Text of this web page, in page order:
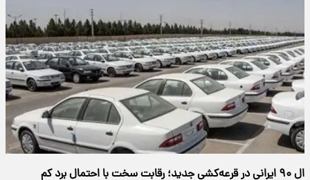
ال ۹۰ ایرانی در قرعه‌کشی جدید؛ رقابت سخت با احتمال برد کم